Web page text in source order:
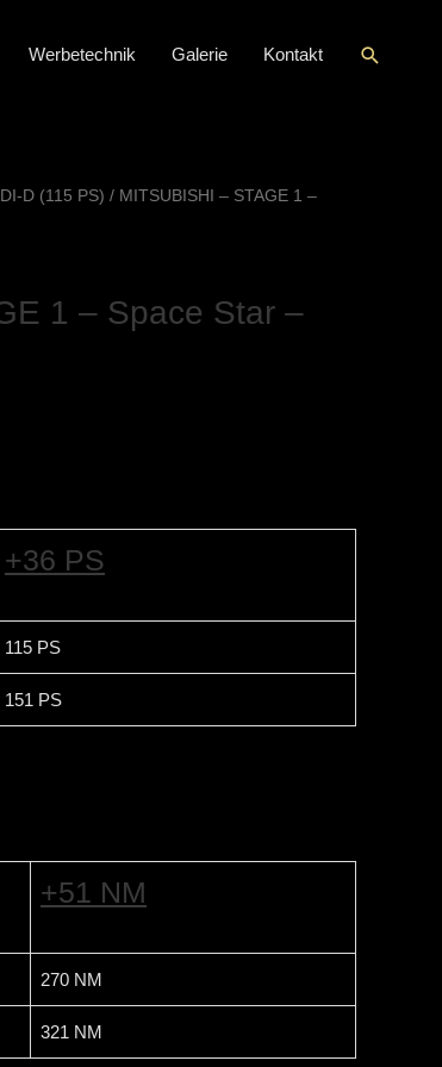
Werbetechnik Galerie Kontakt Suche
D (115 PS) / MITSUBISHI – STAGE 1 –
1 – Space Star –
+36 PS
115 PS
151 PS
+51 NM
270 NM
321 NM